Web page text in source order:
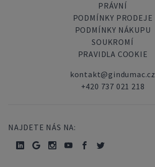
PRÁVNÍ
PODMÍNKY PRODEJE
PODMÍNKY NÁKUPU
SOUKROMÍ
PRAVIDLA COOKIE
kontakt@gindumac.cz
+420 737 021 218
NAJDETE NÁS NA: